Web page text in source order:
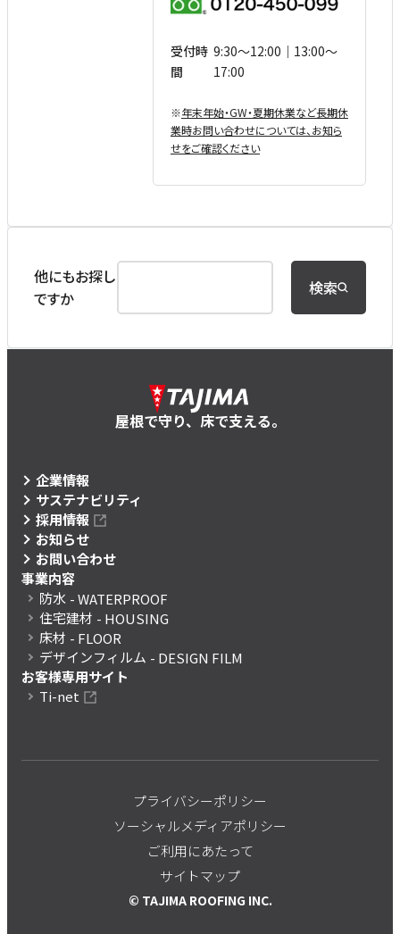
受付時
間
9:30〜12:00｜13:00〜
17:00
※年末年始・GW・夏期休業など⻑期休
業時お問い合わせについては、お知ら
せをご確認ください
他にもお探し
ですか
検索
屋根で守り、床で支える。
企業情報
サステナビリティ
採用情報
お知らせ
お問い合わせ
事業内容
防水 - WATERPROOF
住宅建材 - HOUSING
床材 - FLOOR
デザインフィルム - DESIGN FILM
お客様専用サイト
Ti-net
プライバシーポリシー
ソーシャルメディアポリシー
ご利用にあたって
サイトマップ
© TAJIMA ROOFING INC.